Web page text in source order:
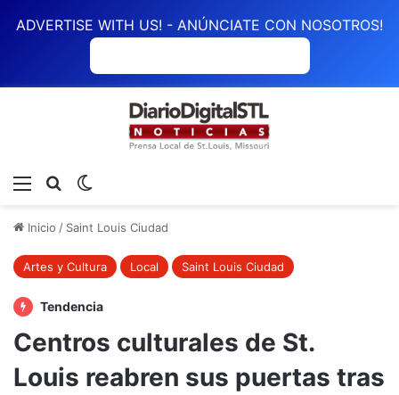
ADVERTISE WITH US! - ANÚNCIATE CON NOSOTROS!
Menú Buscar
Inicio / Saint Louis Ciudad
Artes y Cultura Local Saint Louis Ciudad
Tendencia
Centros culturales de St.
Louis reabren sus puertas tras